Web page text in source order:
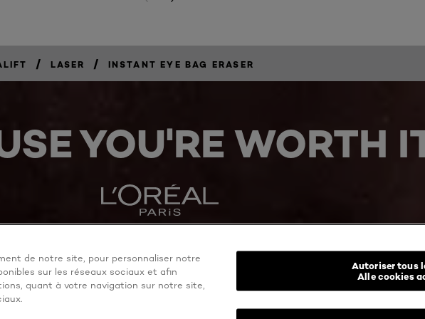
/ LASER / INSTANT EYE BAG ERASER
YOU'RE WORTH
de notre site, pour personnaliser notre
sur les réseaux sociaux et afin
quant à votre navigation sur notre site,
Autoriser tous
Alle cookies